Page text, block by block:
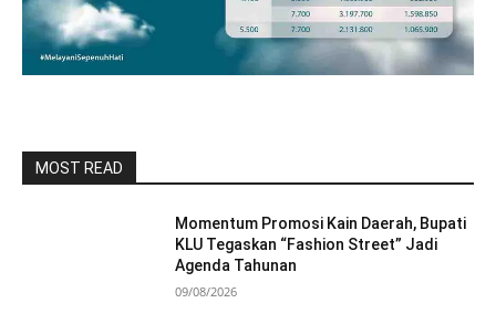
MOST READ
Momentum Promosi Kain Daerah, Bupati
KLU Tegaskan “Fashion Street” Jadi
Agenda Tahunan
09/08/2026